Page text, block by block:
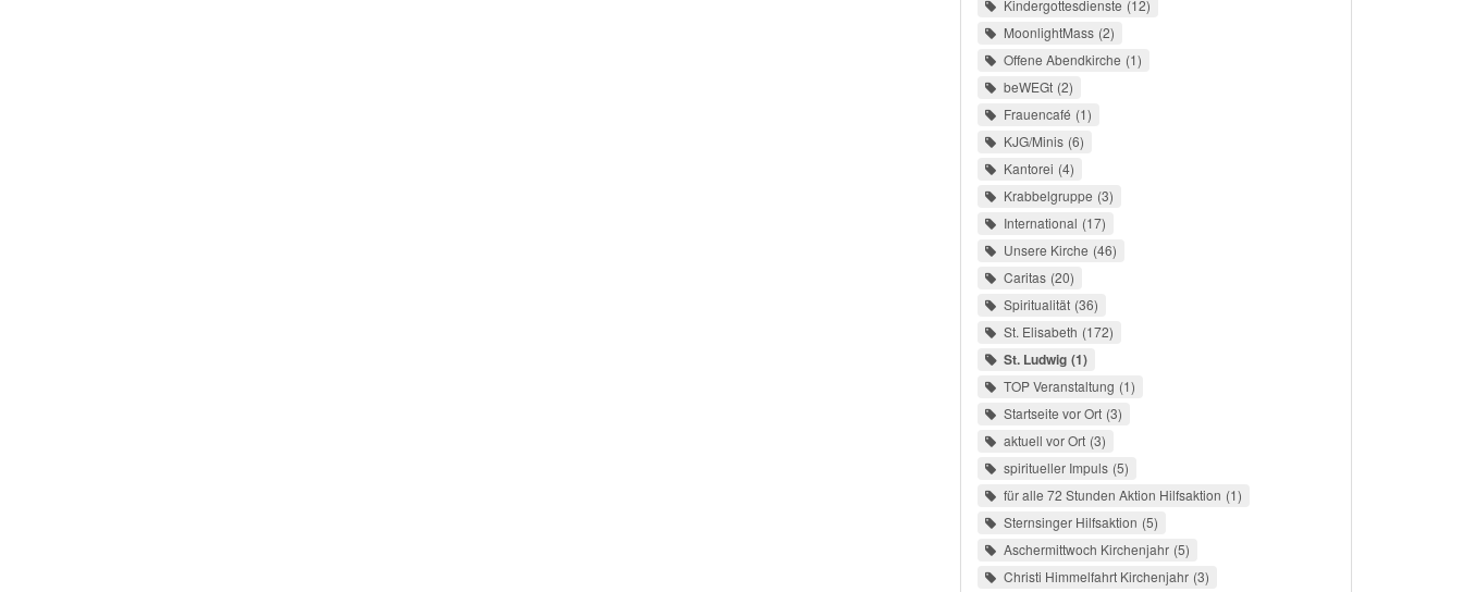
Kindergottesdienste 12
MoonlightMass 2
Offene Abendkirche 1
beWEGt 2
Frauencafé 1
KJG/Minis 6
Kantorei 4
Krabbelgruppe 3
International 17
Unsere Kirche 46
Caritas 20
Spiritualität 36
St. Elisabeth 172
St. Ludwig 1
TOP Veranstaltung 1
Startseite vor Ort 3
aktuell vor Ort 3
spiritueller Impuls 5
für alle 72 Stunden Aktion Hilfsaktion 1
Sternsinger Hilfsaktion 5
Aschermittwoch Kirchenjahr 5
Christi Himmelfahrt Kirchenjahr 3